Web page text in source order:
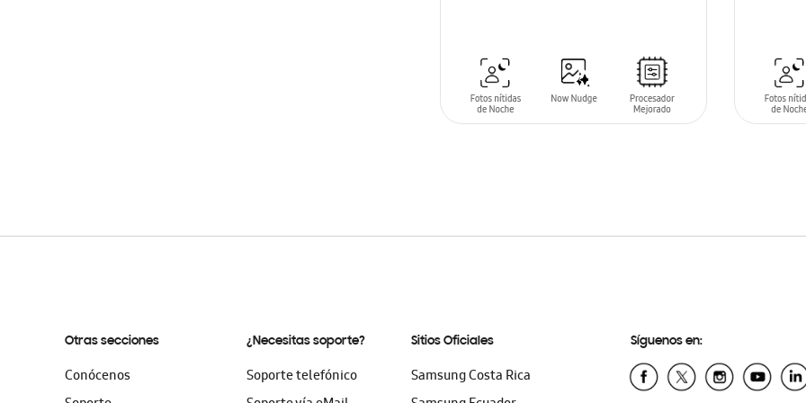
SIN
Otras secciones
Conócenos
¿Necesitas soporte?
Soporte telefónico
Sitios Oficiales
Samsung Costa Rica
Síguenos en: